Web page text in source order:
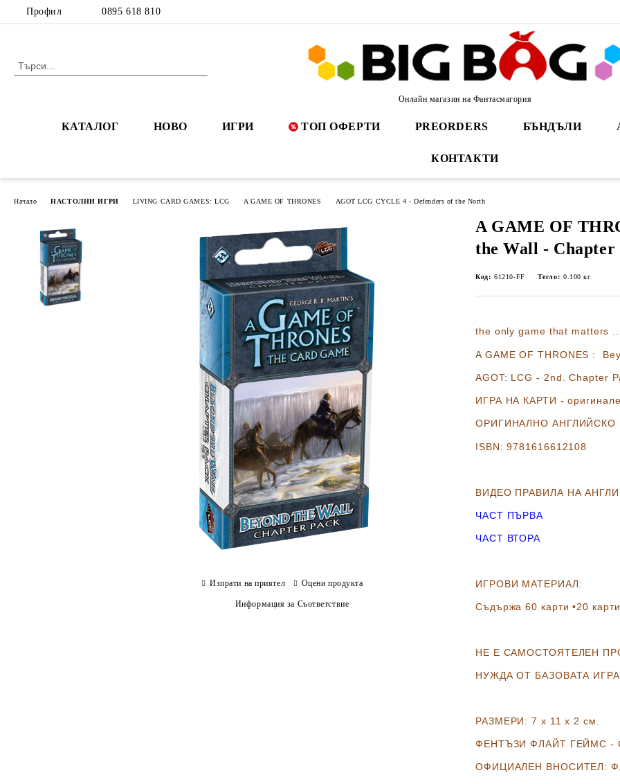
Профил 0895 618 810
Онлайн магазин на Фантасмагория
КАТАЛОГ НОВО ИГРИ ТОП ОФЕРТИ PREORDERS БЪНДЪЛИ
КОНТАКТИ
Начало НАСТОЛНИ ИГРИ LIVING CARD GAMES: LCG A GAME OF THRONES AGOT LCG CYCLE 4 - Defenders of the North
A GAME OF
the Wall - Chapter
Код: 61210-FF Тегло: 0.100 кг
the only game that matters ...
A GAME OF THRONES :
AGOT: LCG - 2nd. Chapter
ИГРА НА КАРТИ -
ОРИГИНАЛНО АНГЛИЙСКО
ISBN:9781616612108
ВИДЕО ПРАВИЛА НА
ЧАСТ ПЪРВА
ЧАСТ ВТОРА
ИГРОВИ МАТЕРИАЛ:
Съдържа 60 карти•20
НЕ Е САМОСТОЯТЕЛЕН
НУЖДА ОТ БАЗОВАТА
РАЗМЕРИ: 7 х 11 х 2 см.
ФЕНТЪЗИ ФЛАЙТ ГЕЙМС -
ОФИЦИАЛЕН ВНОСИТЕЛ:
Изпрати на приятел Оцени продукта
Информация за Съответствие